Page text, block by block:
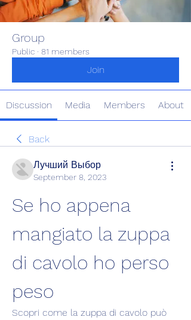
Group
Public · 81 members
Join
Discussion Media Members About
Back
Лучший Выбор
September 8, 2023
Se ho appena
mangiato la zuppa
di cavolo ho perso
peso
Scopri come la zuppa di cavolo può